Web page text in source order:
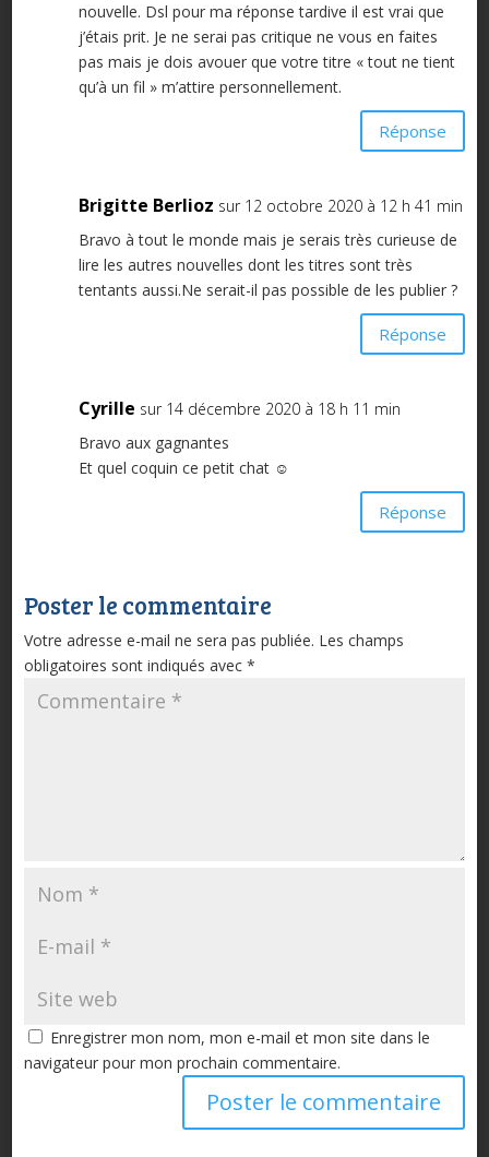
nouvelle. Dsl pour ma réponse tardive il est vrai que
j’étais prit. Je ne serai pas critique ne vous en faites
pas mais je dois avouer que votre titre « tout ne tient
qu’à un fil » m’attire personnellement.
Réponse
Brigitte Berlioz sur 12 octobre 2020 à 12 h 41 min
Bravo à tout le monde mais je serais très curieuse de
lire les autres nouvelles dont les titres sont très
tentants aussi.Ne serait-il pas possible de les publier ?
Réponse
Cyrille sur 14 décembre 2020 à 18 h 11 min
Bravo aux gagnantes
Et quel coquin ce petit chat ☺
Réponse
Poster le commentaire
Votre adresse e-mail ne sera pas publiée. Les champs
obligatoires sont indiqués avec *
Enregistrer mon nom, mon e-mail et mon site dans le
navigateur pour mon prochain commentaire.